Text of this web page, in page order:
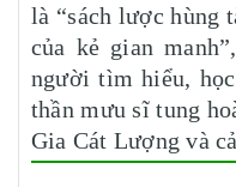
là “sách lược hùng
của kẻ gian
người tìm hiểu,
thần mưu sĩ tung
Gia Cát Lượng và